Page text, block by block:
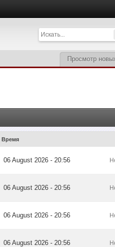
Просмотр
Время
06 August 2026 - 20:56
06 August 2026 - 20:56
06 August 2026 - 20:56
06 August 2026 - 20:56